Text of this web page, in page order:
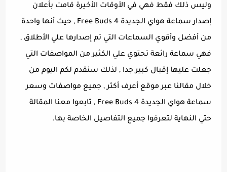
وليس ذلك فقط فهي في الأوقات الأخيرة قامت بأعلان
إصدار سماعة هواي الجديدة Free Buds 4 , حيث أنها واحدة
من أفضل وأقوي السماعات التي تم إصدارها علي الأطلاق ,
فهي سماعة رائعة تحتوي علي الكثير من المواصفات التي
جعلت عليها إقبال كبير جدا , لذلك سنقدم لكم اليوم من
خلال مقالنا عبر موقع أعرف أكثر , جميع مواصفات وسعر
سماعة هواي الجديدة Free Buds 4 , تابعوا معنا المقالة
حتي النهاية لتعرفوا جميع التفاصيل الخاصة بها.